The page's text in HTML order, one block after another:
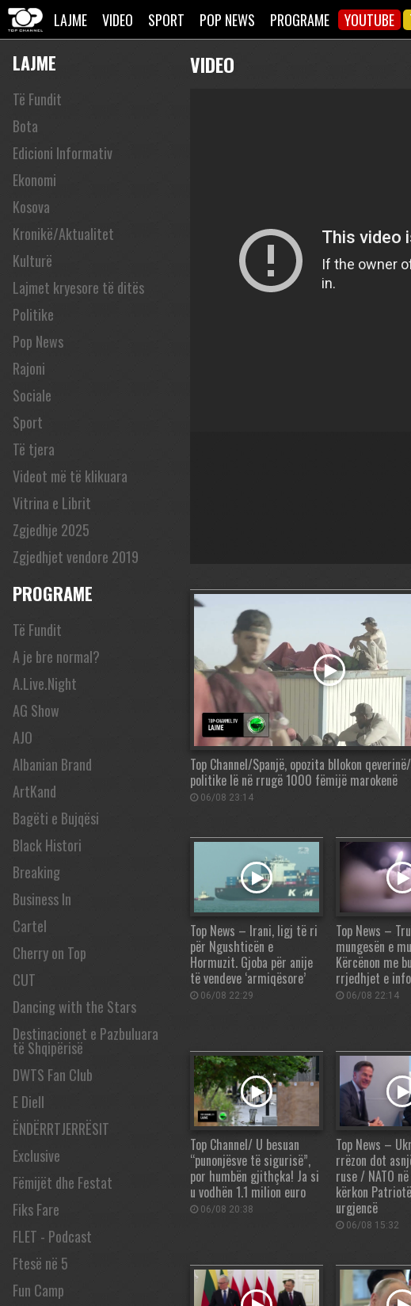
LAJME VIDEO SPORT POP NEWS PROGRAME YOUTUBE
LAJME
Të Fundit
Bota
Edicioni Informativ
Ekonomi
Kosova
Kronikë/Aktualitet
Kulturë
Lajmet kryesore të ditës
Politike
Pop News
Rajoni
Sociale
Sport
Të tjera
Videot më të klikuara
Vitrina e Librit
Zgjedhje 2025
Zgjedhjet vendore 2019
PROGRAME
Të Fundit
A je bre normal?
A.Live.Night
AG Show
AJO
Albanian Brand
ArtKand
Bagëti e Bujqësi
Black Histori
Breaking
Business In
Cartel
Cherry on Top
CUT
Dancing with the Stars
Destinacionet e Pazbuluara
të Shqipërisë
DWTS Fan Club
E Diell
ËNDËRRTJERRËSIT
Exclusive
Fëmijët dhe Festat
Fiks Fare
FLET - Podcast
Ftesë në 5
Fun Camp
VIDEO
Top Channel/Spanjë, opozita bllokon
politike lë në rrugë 1000 fëmijë marokenë
06/08 23:14
Top News – Irani, ligj të ri
për Ngushticën e
Hormuzit. Gjoba për anije
të vendeve ‘armiqësore’
06/08 22:29
Top News –
mungesën e
Kërcënon me
rrjedhjet e
06/08 22:14
Top Channel/ U besuan
“punonjësve të sigurisë”,
por humbën gjithçka! Ja si
u vodhën 1.1 milion euro
06/08 20:38
Top News –
rrëzon dot
ruse / NATO
kërkon
urgjencë
06/08 15:32